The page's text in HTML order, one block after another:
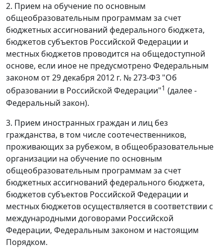
2. Прием на обучение по основным
общеобразовательным программам за счет
бюджетных ассигнований федерального бюджета,
бюджетов субъектов Российской Федерации и
местных бюджетов проводится на общедоступной
основе, если иное не предусмотрено Федеральным
законом от 29 декабря 2012 г. № 273-ФЗ "Об
образовании в Российской Федерации"1 (далее -
Федеральный закон).
3. Прием иностранных граждан и лиц без
гражданства, в том числе соотечественников,
проживающих за рубежом, в общеобразовательные
организации на обучение по основным
общеобразовательным программам за счет
бюджетных ассигнований федерального бюджета,
бюджетов субъектов Российской Федерации и
местных бюджетов осуществляется в соответствии с
международными договорами Российской
Федерации, Федеральным законом и настоящим
Порядком.